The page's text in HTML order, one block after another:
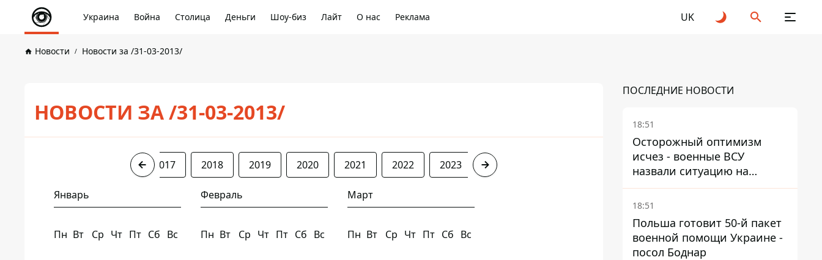
Украина Война Столица Деньги Шоу-биз Лайт О нас Реклама UK
Новости Новости за /31-03-2013/
НОВОСТИ ЗА /31-03-2013/
2017 2018 2019 2020 2021 2022 2023 2024
Январь
Пн Вт Ср Чт Пт Сб Вс
Февраль
Пн Вт Ср Чт Пт Сб Вс
Март
Пн Вт Ср Чт Пт Сб Вс
ПОСЛЕДНИЕ НОВОСТИ
18:51
Осторожный оптимизм
исчез - военные ВСУ
назвали ситуацию на
фронте более сложной - Bild
18:51
Польша готовит 50-й пакет
военной помощи Украине -
посол Боднар